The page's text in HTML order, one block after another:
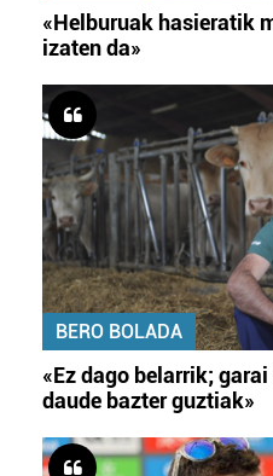
«Helburuak hasieratik
izaten da»
BERO BOLADA
«Ez dago belarrik;
daude bazter guztiak»